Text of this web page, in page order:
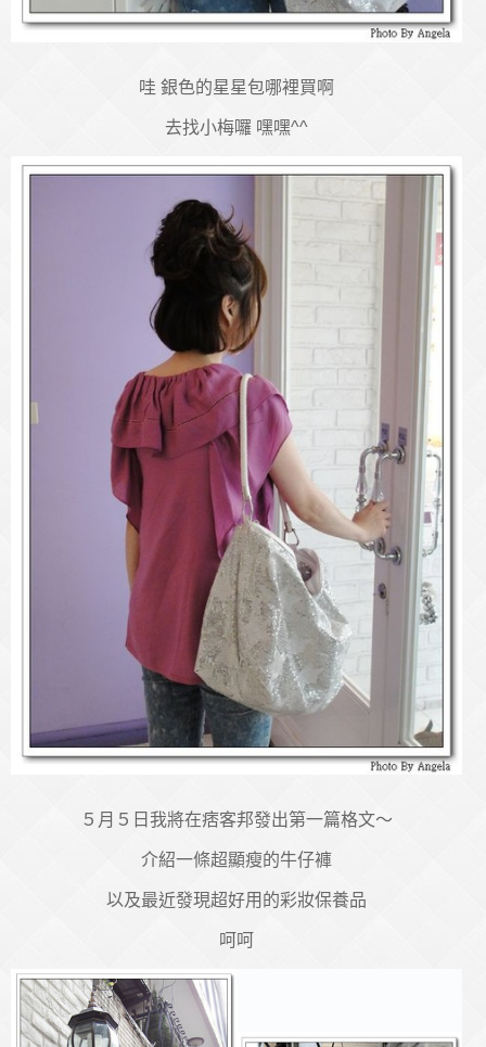
哇 銀色的星星包哪裡買啊
去找小梅囉 嘿嘿^^
５月５日我將在痞客邦發出第一篇格文～
介紹一條超顯瘦的牛仔褲
以及最近發現超好用的彩妝保養品
呵呵